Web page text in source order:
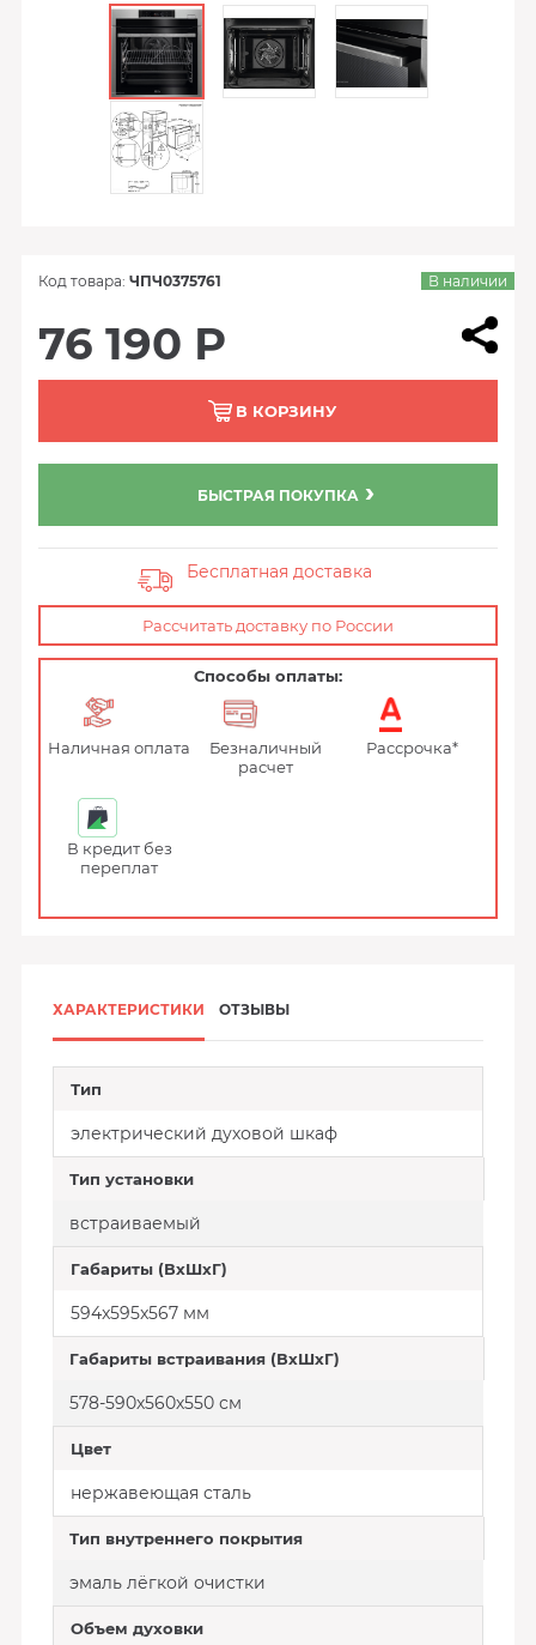
Код товара: ЧПЧ0375761 В наличии
76 190 Р
В КОРЗИНУ
БЫСТРАЯ ПОКУПКА
Бесплатная доставка
Рассчитать доставку по России
Способы оплаты:
Наличная оплата
Безналичный
расчет
Рассрочка*
В кредит без
переплат
ХАРАКТЕРИСТИКИ ОТЗЫВЫ
Тип
электрический духовой шкаф
Тип установки
встраиваемый
Габариты (ВхШхГ)
594x595x567 мм
Габариты встраивания (ВхШхГ)
578-590х560х550 см
Цвет
нержавеющая сталь
Тип внутреннего покрытия
эмаль лёгкой очистки
Объем духовки